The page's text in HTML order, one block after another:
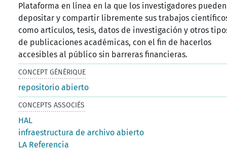
Plataforma en línea en la que los investigadores pueden
depositar y compartir libremente sus trabajos
como artículos, tesis, datos de investigación y otros
de publicaciones académicas, con el fin de hacerlos
accesibles al público sin barreras financieras.
CONCEPT GÉNÉRIQUE
repositorio abierto
CONCEPTS ASSOCIÉS
HAL
infraestructura de archivo abierto
LA Referencia